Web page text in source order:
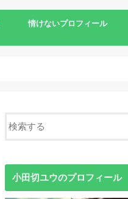
情けないプロフィール
小田切ユウのプロフィール